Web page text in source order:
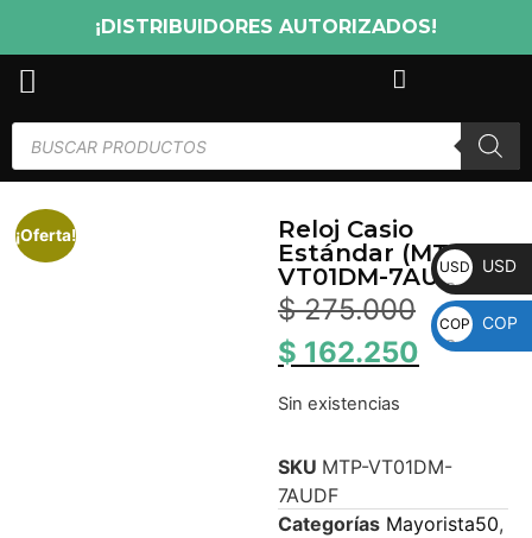
¡DISTRIBUIDORES AUTORIZADOS!
¡Oferta!
Reloj Casio
Estándar (MTP-
VT01DM-7AUDF)
$275.000
$ 162.250
Sin existencias
SKU MTP-VT01DM-
7AUDF
Categorías Mayorista50,
USD USD
COP COP